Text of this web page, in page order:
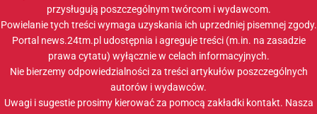
przysługują poszczególnym twórcom i wydawcom.
Powielanie tych treści wymaga uzyskania ich uprzedniej pisemnej zgody.
Portal news.24tm.pl udostępnia i agreguje treści (m.in. na zasadzie
prawa cytatu) wyłącznie w celach informacyjnych.
Nie bierzemy odpowiedzialności za treści artykułów poszczególnych
autorów i wydawców.
Uwagi i sugestie prosimy kierować za pomocą zakładki kontakt. Nasza